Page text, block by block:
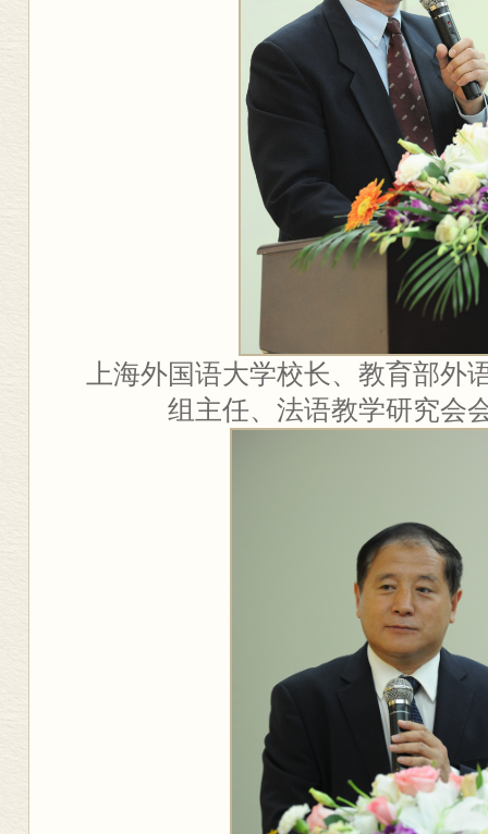
上海外国语大学校长、教育部外
组主任、法语教学研究会